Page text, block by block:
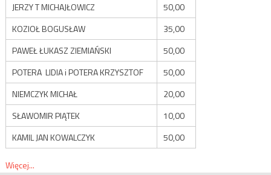
JERZY T MICHAJŁOWICZ
50,00
KOZIOŁ BOGUSŁAW
35,00
PAWEŁ ŁUKASZ ZIEMIAŃSKI
50,00
POTERA LIDIA i POTERA KRZYSZTOF
50,00
NIEMCZYK MICHAŁ
20,00
SŁAWOMIR PIĄTEK
10,00
KAMIL JAN KOWALCZYK
50,00
Więcej...